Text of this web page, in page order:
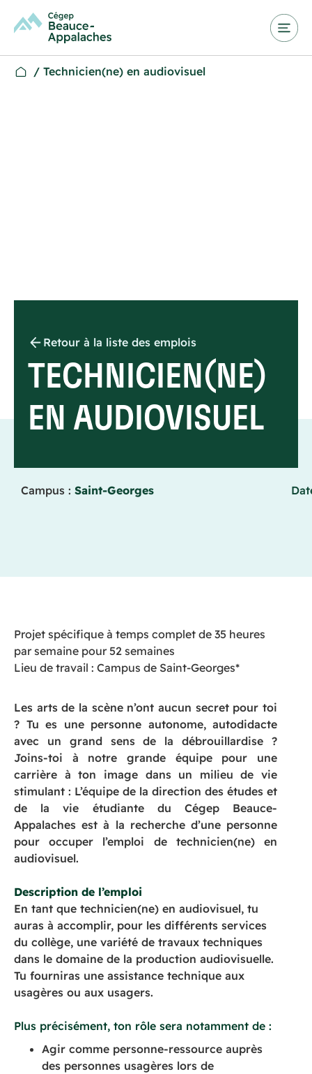
/ Technicien(ne) en audiovisuel
Retour à la liste des emplois
TECHNICIEN(NE)
EN AUDIOVISUEL
Campus : Saint-Georges
Projet spécifique à temps complet de 35 heures
par semaine pour 52 semaines
Lieu de travail : Campus de Saint-Georges*
Les arts de la scène n’ont aucun secret pour toi
? Tu es une personne autonome, autodidacte
avec un grand sens de la débrouillardise ?
Joins-toi à notre grande équipe pour une
carrière à ton image dans un milieu de vie
stimulant : L’équipe de la direction des études et
de la vie étudiante du Cégep Beauce-
Appalaches est à la recherche d’une personne
pour occuper l’emploi de technicien(ne) en
audiovisuel.
Description de l’emploi
En tant que technicien(ne) en audiovisuel, tu
auras à accomplir, pour les différents services
du collège, une variété de travaux techniques
dans le domaine de la production audiovisuelle.
Tu fourniras une assistance technique aux
usagères ou aux usagers.
Plus précisément, ton rôle sera notamment de :
Agir comme personne-ressource auprès
des personnes usagères lors de